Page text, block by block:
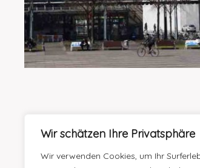
Wir schätzen Ihre Privatsphäre
Wir verwenden Cookies, um Ihr